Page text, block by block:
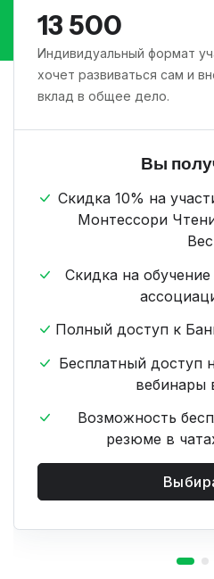
13 500
Индивидуальный формат
хочет развиваться сам и
вклад в общее дело.
Вы
Скидка 10% на
Монтессори
Скидка на
Полный доступ к
Бесплатный доступ
вебинары
Возможность
резюме в